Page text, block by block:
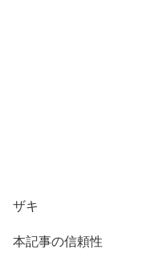
ザキ
本記事の信頼性